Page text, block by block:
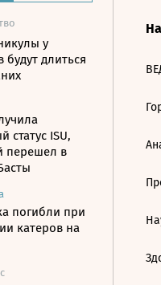
у
длиться
статус ISU,
перешел в
погибли при
катеров на